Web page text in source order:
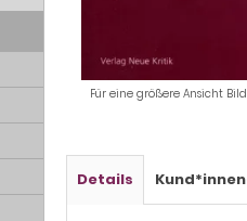
Für eine größere Ansicht
Details